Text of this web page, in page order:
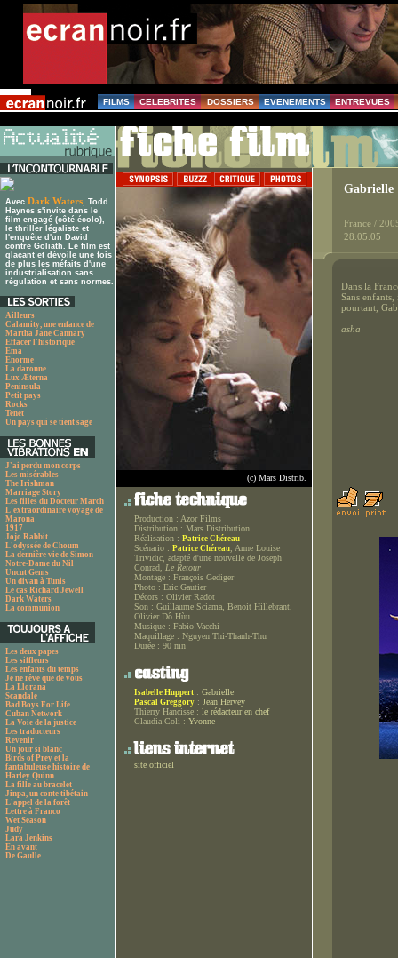
FILMS CELEBRITES DOSSIERS EVENEMENTS ENTREVUES
Avec Dark Waters, Todd
Haynes s'invite dans le
film engagé (côté écolo),
le thriller légaliste et
l'enquête d'un David
contre Goliath. Le film est
glaçant et dévoile une fois
de plus les méfaits d'une
industrialisation sans
régulation et sans normes.
Ailleurs
Calamity, une enfance de
Martha Jane Cannary
Effacer l'historique
Ema
Enorme
La daronne
Lux Æterna
Peninsula
Petit pays
Rocks
Tenet
Un pays qui se tient sage
J'ai perdu mon corps
Les misérables
The Irishman
Marriage Story
Les filles du Docteur March
L'extraordinaire voyage de
Marona
1917
Jojo Rabbit
L'odyssée de Choum
La dernière vie de Simon
Notre-Dame du Nil
Uncut Gems
Un divan à Tunis
Le cas Richard Jewell
Dark Waters
La communion
Les deux papes
Les siffleurs
Les enfants du temps
Je ne rêve que de vous
La Llorana
Scandale
Bad Boys For Life
Cuban Network
La Voie de la justice
Les traducteurs
Revenir
Un jour si blanc
Birds of Prey et la
fantabuleuse histoire de
Harley Quinn
La fille au bracelet
Jinpa, un conte tibétain
L'appel de la forêt
Lettre à Franco
Wet Season
Judy
Lara Jenkins
En avant
De Gaulle
(c) Mars Distrib.
Production : Azor Films
Distribution : Mars Distribution
Réalisation : Patrice Chéreau
Scénario : Patrice Chéreau , Anne Louise
Trividic, adapté d'une nouvelle de Joseph
Conrad, Le Retour
Montage : François Gediger
Photo : Eric Gautier
Décors : Olivier Radot
Son : Guillaume Sciama, Benoit Hillebrant,
Olivier Dô Hùu
Musique : Fabio Vacchi
Maquillage : Nguyen Thi-Thanh-Thu
Durée : 90 mn
Isabelle Huppert : Gabrielle
Pascal Greggory : Jean Hervey
Thierry Hancisse : le rédacteur en chef
Claudia Coli : Yvonne
site officiel
Gabrielle
France /
28.05.05
Dans la
Sans
pourtant,
asha